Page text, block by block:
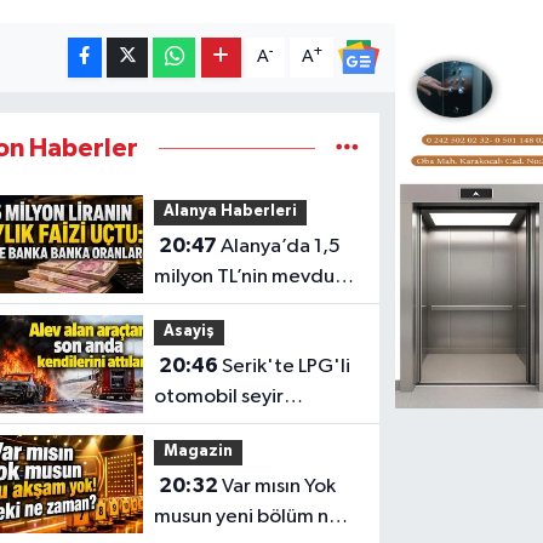
A- A+
Haberler
Alanya Haberleri
20:47 Alanya’da 1,5
milyon TL’nin mevduat
getirisi değişti
Asayiş
20:46 Serik'te LPG'li
otomobil seyir
halindeyken alev aldı
Magazin
20:32 Var mısın Yok
musun yeni bölüm ne